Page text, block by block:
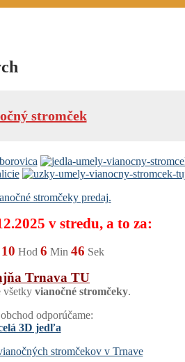
stromček
v stredu, a to za:
10 Hod 6 Min 45 Sek
Trnava TU
všetky vianočné stromčeky.
odporúčame:
3D jedľa